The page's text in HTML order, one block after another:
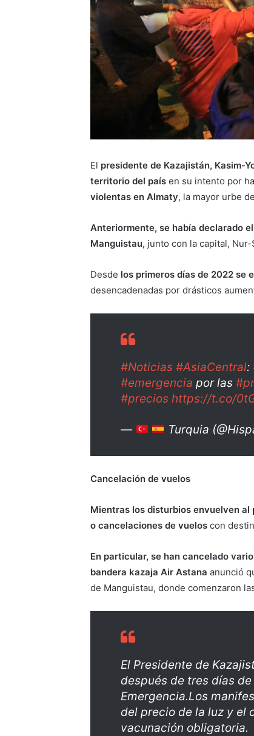
El presidente de Kazajistán, Kasim-
territorio del paísen su intento por
violentas en Almaty, la mayor urbe
Anteriormente, se había declarado
Manguistau, junto con la capital, Nur-
Desde los primeros días de 2022 se
desencadenadas por drásticos
#Noticias #AsiaCentral:
#emergencia por las
#precios https://t.co/
— Turquia
Cancelación de vuelos
Mientras los disturbios envuelven
o cancelaciones de vuelos con
En particular, se han cancelado
bandera kazaja Air Astana anunció
de Manguistau, donde comenzaron
El Presidente de
después de tres días
Emergencia.Los
del precio de la luz y el
vacunación obligatoria.